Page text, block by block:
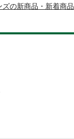
ズの新商品・新着商品